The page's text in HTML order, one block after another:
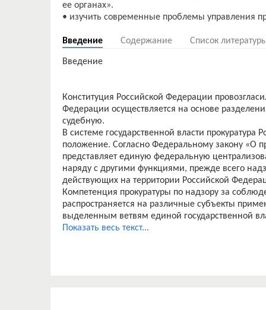
ее органах».
Введение Содержание Список
Введение
Конституция Российской Федерации
Федерации осуществляется на основе
судебную.
В системе государственной власти
положение. Согласно Федеральному закону «О
представляет единую федеральную
наряду с другими функциями, прежде всего
действующих на территории Российской
Компетенция прокуратуры по надзору за
распространяется на различные субъекты
выделенным ветвям единой государственной
распространяется также и на органы местного
Показать весь текст...